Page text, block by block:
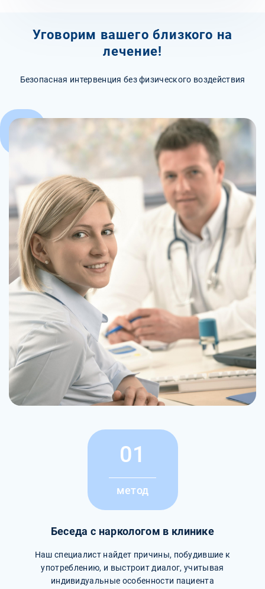
Уговорим вашего близкого на
лечение!
Безопасная интервенция без физического воздействия
01
метод
Беседа с наркологом в клинике
Наш специалист найдет причины, побудившие к
употреблению, и выстроит диалог, учитывая
индивидуальные особенности пациента